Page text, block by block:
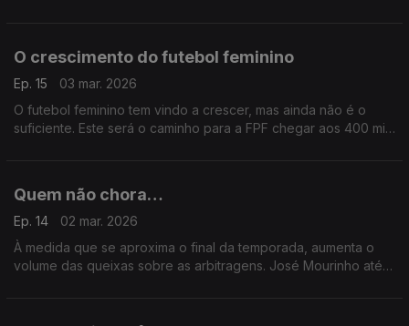
O crescimento do futebol feminino
Ep. 15
03 mar. 2026
O futebol feminino tem vindo a crescer, mas ainda não é o
suficiente. Este será o caminho para a FPF chegar aos 400 mil
Quem não chora…
Ep. 14
02 mar. 2026
À medida que se aproxima o final da temporada, aumenta o
volume das queixas sobre as arbitragens. José Mourinho até